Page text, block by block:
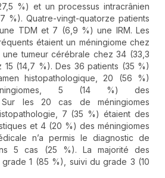
%) et un processus intracrânien
%). Quatre-vingt-quatorze patients
TDM et 7 (6,9 %) une IRM. Les
étaient un méningiome chez
tumeur cérébrale chez 34 (33,3
(14,7 %). Des 36 patients (35 %)
histopathologique, 20 (56 %)
5 (14 %) des
Sur les 20 cas de méningiomes
7 (35 %) étaient des
et 4 (20 %) des méningiomes
n’a permis le diagnostic de
5 cas (25 %). La majorité des
1 (85 %), suivi du grade 3 (10